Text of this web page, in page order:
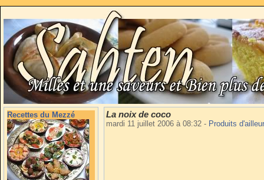
Recettes du Mezzé La noix de coco
mardi 11 juillet 2006 à 08:32 - Produits